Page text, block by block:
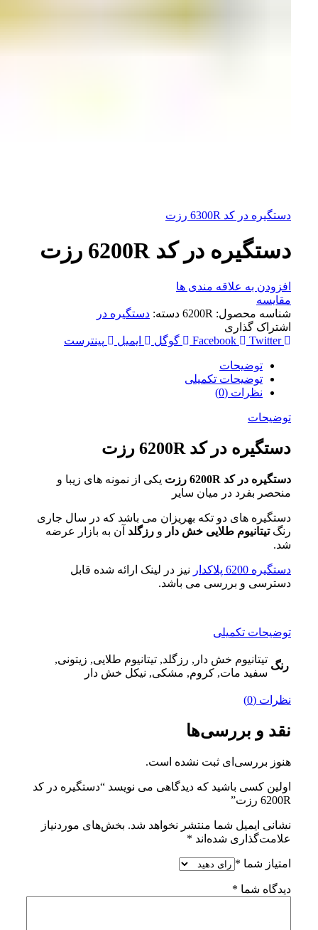
دستگیره در کد 6300R رزت
دستگیره در کد 6200R رزت
افزودن به علاقه مندی ها
مقایسه
شناسه محصول: 6200R دسته: دستگیره در
اشتراک گذاری
Facebook
Twitter گوگل ایمیل پینترست
توضیحات
توضیحات تکمیلی
نظرات (0)
توضیحات
دستگیره در کد 6200R رزت
دستگیره در کد 6200R رزت
یکی از نمونه های زیبا و
منحصر بفرد در میان سایر
دستگیره های دو تکه بهریزان می باشد که در سال جاری
رنگتیتانیوم طلایی خش دار و رزگلد آن به بازار عرضه
شد.
دستگیره 6200 پلاکدار
نیز در لینک ارائه شده قابل
دسترسی و بررسی می باشد.
توضیحات تکمیلی
رنگ
تیتانیوم خش دار, رزگلد, تیتانیوم طلایی, زیتونی,
سفید مات, کروم, مشکی, نیکل خش دار
نظرات (0)
نقد و بررسی‌ها
هنوز بررسی‌ای ثبت نشده است.
اولین کسی باشید که دیدگاهی می نویسد “دستگیره در کد
6200R رزت”
نشانی ایمیل شما منتشر نخواهد شد. بخش‌های موردنیاز
علامت‌گذاری شده‌اند *
امتیاز شما *
دیدگاه شما *